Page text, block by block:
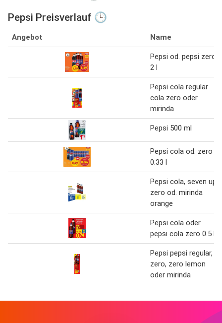
Pepsi Preisverlauf 🕒
Angebot Name
Pepsi od. pepsi zero
2 l
Pepsi cola regular
cola zero oder
mirinda
Pepsi 500 ml
Pepsi cola od. zero
0.33 l
Pepsi cola, seven up
zero od. mirinda
orange
Pepsi cola oder
pepsi cola zero 0.5 l
Pepsi pepsi regular,
zero, zero lemon
oder mirinda